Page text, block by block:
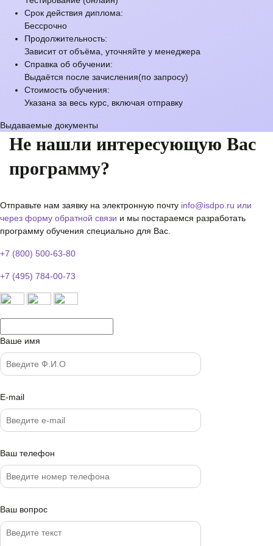
Срок действия диплома:
Бессрочно
Продолжительность:
Зависит от объёма, уточняйте у менеджера
Справка об обучении:
Выдаётся после зачисления(по запросу)
Стоимость обучения:
Указана за весь курс, включая отправку
Выдаваемые документы
Не нашли интересующую Вас
программу?
Отправьте нам заявку на электронную почту info@isdpo.ru или
через форму обратной связи и мы постараемся разработать
программу обучения специально для Вас.
+7 (800) 500-63-80
+7 (495) 784-00-73
Ваше имя
E-mail
Ваш телефон
Ваш вопрос